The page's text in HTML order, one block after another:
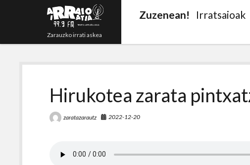
Zarauzko irrati askea
Zuzenean! Irratsaioak
Hirukotea zarata
zaratazarautz 2022-12-20